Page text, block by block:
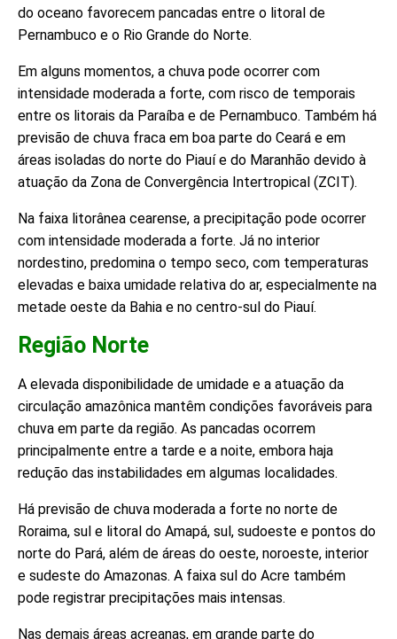
do oceano favorecem pancadas entre o litoral de
Pernambuco e o Rio Grande do Norte.
Em alguns momentos, a chuva pode ocorrer com
intensidade moderada a forte, com risco de temporais
entre os litorais da Paraíba e de Pernambuco. Também há
previsão de chuva fraca em boa parte do Ceará e em
áreas isoladas do norte do Piauí e do Maranhão devido à
atuação da Zona de Convergência Intertropical (ZCIT).
Na faixa litorânea cearense, a precipitação pode ocorrer
com intensidade moderada a forte. Já no interior
nordestino, predomina o tempo seco, com temperaturas
elevadas e baixa umidade relativa do ar, especialmente na
metade oeste da Bahia e no centro-sul do Piauí.
Região Norte
A elevada disponibilidade de umidade e a atuação da
circulação amazônica mantêm condições favoráveis para
chuva em parte da região. As pancadas ocorrem
principalmente entre a tarde e a noite, embora haja
redução das instabilidades em algumas localidades.
Há previsão de chuva moderada a forte no norte de
Roraima, sul e litoral do Amapá, sul, sudoeste e pontos do
norte do Pará, além de áreas do oeste, noroeste, interior
e sudeste do Amazonas. A faixa sul do Acre também
pode registrar precipitações mais intensas.
Nas demais áreas acreanas, em grande parte do